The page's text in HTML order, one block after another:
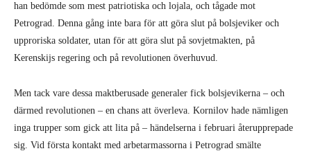
han bedömde som mest patriotiska och lojala, och tågade mot
Petrograd. Denna gång inte bara för att göra slut på bolsjeviker och
upproriska soldater, utan för att göra slut på sovjetmakten, på
Kerenskijs regering och på revolutionen överhuvud.
Men tack vare dessa maktberusade generaler fick bolsjevikerna – och
därmed revolutionen – en chans att överleva. Kornilov hade nämligen
inga trupper som gick att lita på – händelserna i februari återupprepade
sig. Vid första kontakt med arbetarmassorna i Petrograd smälte